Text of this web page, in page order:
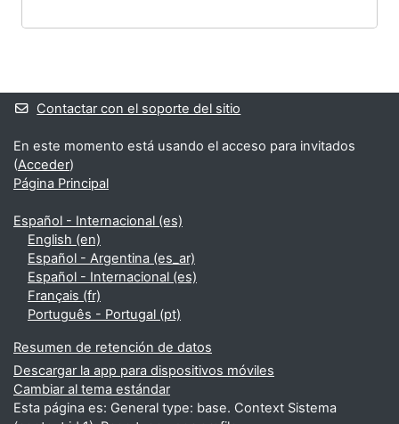
Bloques suplementarios
Contactar con el soporte del sitio
En este momento está usando el acceso para invitados
(Acceder)
Página Principal
Español - Internacional ‎(es)‎
English ‎(en)‎
Español - Argentina ‎(es_ar)‎
Español - Internacional ‎(es)‎
Français ‎(fr)‎
Português - Portugal ‎(pt)‎
Resumen de retención de datos
Descargar la app para dispositivos móviles
Cambiar al tema estándar
Esta página es: General type: base. Context Sistema